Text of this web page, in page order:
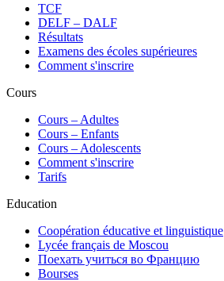
TCF
DELF – DALF
Résultats
Examens des écoles supérieures
Comment s'inscrire
Cours
Сours – Adultes
Cours – Enfants
Cours – Adolescents
Comment s'inscrire
Tarifs
Education
Coopération éducative et linguistique
Lycée français de Moscou
Поехать учиться во Францию
Bourses